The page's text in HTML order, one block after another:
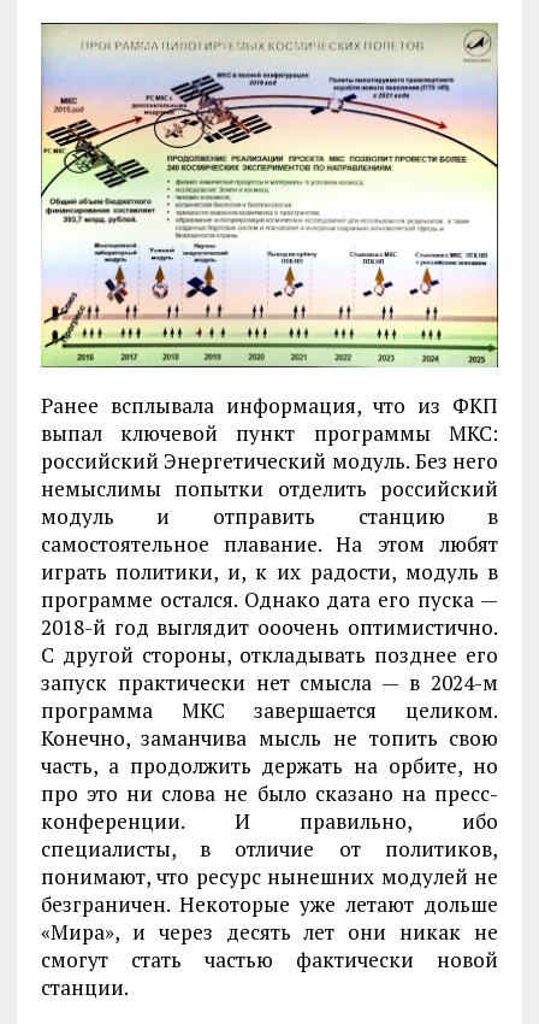
Ранее всплывала информация, что из ФКП
выпал ключевой пункт программы МКС:
российский Энергетический модуль. Без него
немыслимы попытки отделить российский
модуль и отправить станцию в
самостоятельное плавание. На этом любят
играть политики, и, к их радости, модуль в
программе остался. Однако дата его пуска —
2018-й год выглядит ооочень оптимистично.
С другой стороны, откладывать позднее его
запуск практически нет смысла — в 2024-м
программа МКС завершается целиком.
Конечно, заманчива мысль не топить свою
часть, а продолжить держать на орбите, но
про это ни слова не было сказано на пресс-
конференции. И правильно, ибо
специалисты, в отличие от политиков,
понимают, что ресурс нынешних модулей не
безграничен. Некоторые уже летают дольше
«Мира», и через десять лет они никак не
смогут стать частью фактически новой
станции.